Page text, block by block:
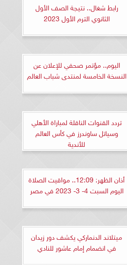
رابط شغال.. نتيجة الصف الأول
الثانوي الترم الأول 2023
اليوم.. مؤتمر صحفي للإعلان عن
النسخة الخامسة لمنتدى شباب العالم
تردد القنوات الناقلة لمباراة الأهلي
وسياتل ساوندرز في كأس العالم
للأندية
أذان الظهر: 12:09.. مواقيت الصلاة
اليوم السبت 4- 3- 2023 في مصر
ميتلاند الدنماركي يكشف دور زيدان
في انضمام إمام عاشور للنادي